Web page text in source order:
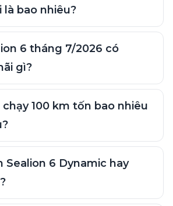
là bao nhiêu?
6 tháng 7/2026 có
gì?
chạy 100 km tốn bao nhiêu
Sealion 6 Dynamic hay